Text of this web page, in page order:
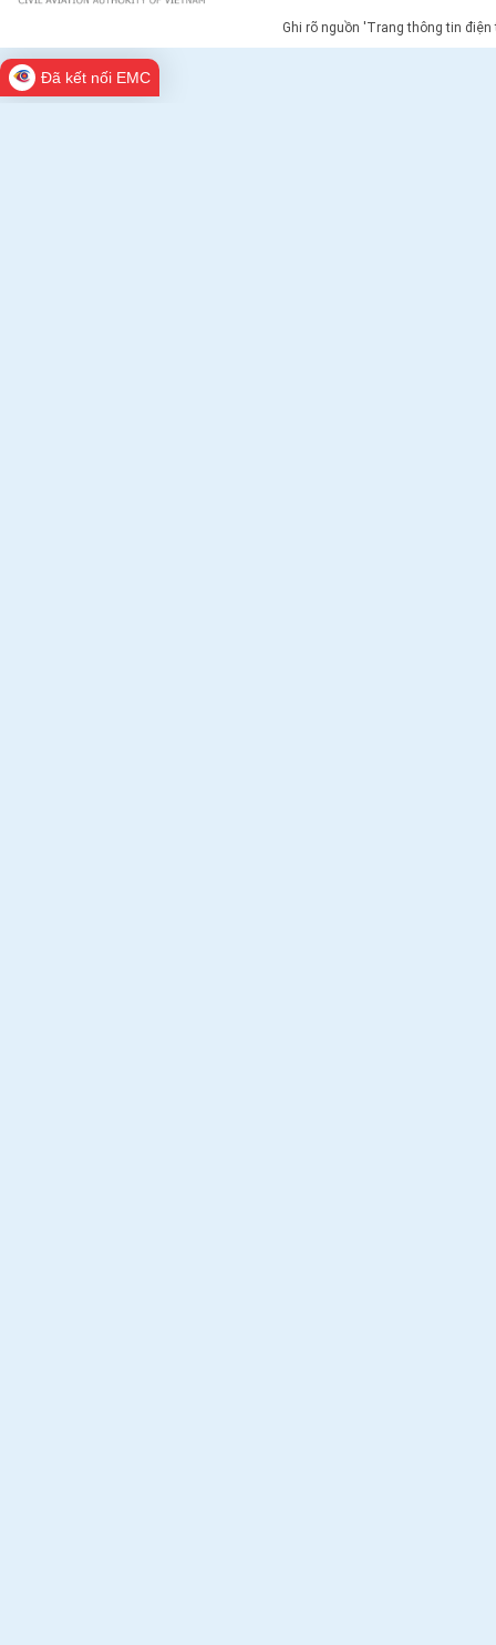
Ghi rõ nguồn 'Trang thông tin
Đã kết nối EMC